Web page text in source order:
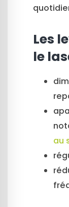
Les
le
au